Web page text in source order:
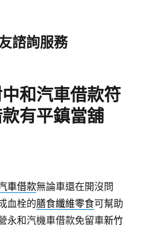
諮詢服務
和汽車借款符
有平鎮當舖
車借款無論車還在開沒問
血栓的膳食纖維零食可幫助
永和汽機車借款免留車新竹